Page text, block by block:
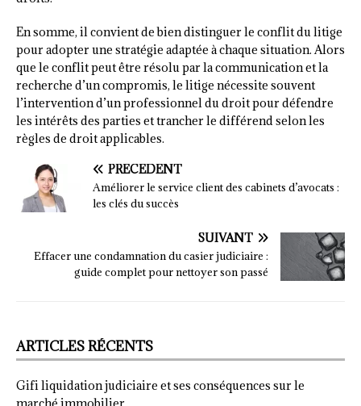
En somme, il convient de bien distinguer le conflit du litige
pour adopter une stratégie adaptée à chaque situation. Alors
que le conflit peut être résolu par la communication et la
recherche d’un compromis, le litige nécessite souvent
l’intervention d’un professionnel du droit pour défendre
les intérêts des parties et trancher le différend selon les
règles de droit applicables.
PRÉCÉDENT
Améliorer le service client des cabinets d’avocats :
les clés du succès
SUIVANT
Effacer une condamnation du casier judiciaire :
guide complet pour nettoyer son passé
ARTICLES RÉCENTS
Gifi liquidation judiciaire et ses conséquences sur le